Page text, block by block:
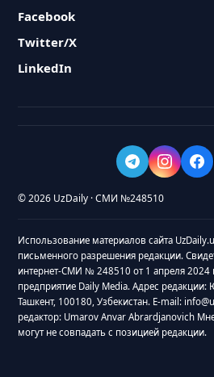
Facebook
Twitter/X
LinkedIn
© 2026 UzDaily · СМИ №248510
Использование материалов сайта
письменного разрешения редакции.
интернет-СМИ № 248510 от 1 апреля 2024
предприятие Daily Media. Адрес редакции:
Ташкент, 100180, Узбекистан. E-mail:
редактор: Umarov Anvar Abrardjanovich
могут не совпадать с позицией редакции.